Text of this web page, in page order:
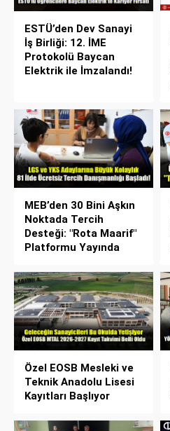
ESTÜ’den Dev Sanayi
İş Birliği: 12. İME
Protokolü Baycan
Elektrik ile İmzalandı!
MEB’den 30 Bini Aşkın
Noktada Tercih
Desteği: "Rota Maarif"
Platformu Yayında
Özel EOSB Mesleki ve
Teknik Anadolu Lisesi
Kayıtları Başlıyor